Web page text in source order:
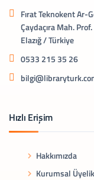
Fırat Teknokent Ar-
Çaydaçıra Mah.
Elazığ / Türkiye
0533 215 35 26
Hızlı Erişim
Hakkımızda
Kurumsal Üyelik